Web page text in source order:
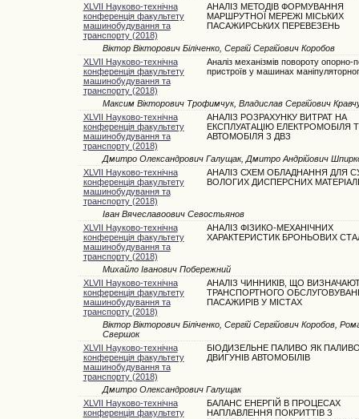
XLVII Науково-технічна
конференція факультету
машинобудування та
транспорту (2018)
АНАЛІЗ МЕТОДІВ ФОРМУВАННЯ
МАРШРУТНОЇ МЕРЕЖІ МІСЬКИХ
ПАСАЖИРСЬКИХ ПЕРЕВЕЗЕНЬ
Віктор Вікторович Біліченко, Сергій Сергійович Коробов
XLVII Науково-технічна
конференція факультету
машинобудування та
транспорту (2018)
Аналіз механізмів повороту опорно-
пристроїв у машинах
Максим Вікторович Трофимчук, Владислав Сергійович
XLVII Науково-технічна
конференція факультету
машинобудування та
транспорту (2018)
АНАЛІЗ РОЗРАХУНКУ ВИТРАТ НА
ЕКСПЛУАТАЦІЮ ЕЛЕКТРОМОБІЛЯ
АВТОМОБІЛЯ З ДВЗ
Дмитро Олександрович Галущак, Дмитро Андрійович
XLVII Науково-технічна
конференція факультету
машинобудування та
транспорту (2018)
АНАЛІЗ СХЕМ ОБЛАДНАННЯ ДЛЯ
ВОЛОГИХ ДИСПЕРСНИХ
Іван Вячеславоович Севостьянов
XLVII Науково-технічна
конференція факультету
машинобудування та
транспорту (2018)
АНАЛІЗ ФІЗИКО-МЕХАНІЧНИХ
ХАРАКТЕРИСТИК БРОНЬОВИХ
Михайло Іванович Побережний
XLVII Науково-технічна
конференція факультету
машинобудування та
транспорту (2018)
АНАЛІЗ ЧИННИКІВ, ЩО
ТРАНСПОРТНОГО
ПАСАЖИРІВ У МІСТАХ
Віктор Вікторович Біліченко, Сергій Сергійович Коробов,
Свершок
XLVII Науково-технічна
конференція факультету
машинобудування та
транспорту (2018)
БІОДИЗЕЛЬНЕ ПАЛИВО ЯК
ДВИГУНІВ АВТОМОБІЛІВ
Дмитро Олександрович Галущак
XLVII Науково-технічна
конференція факультету
БАЛАНС ЕНЕРГІЙ В ПРОЦЕСАХ
НАПЛАВЛЕННЯ ПОКРИТТІВ З